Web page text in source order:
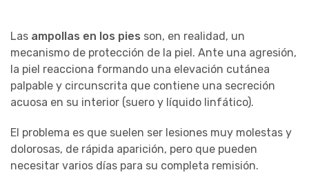
Las ampollas en los pies son, en realidad, un
mecanismo de protección de la piel. Ante una agresión,
la piel reacciona formando una elevación cutánea
palpable y circunscrita que contiene una secreción
acuosa en su interior (suero y líquido linfático).
El problema es que suelen ser lesiones muy molestas y
dolorosas, de rápida aparición, pero que pueden
necesitar varios días para su completa remisión.